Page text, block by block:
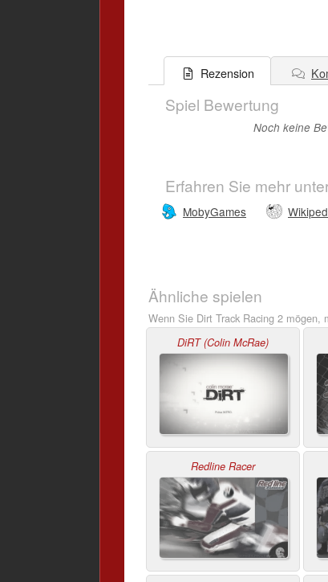
Rezension
Spiel Bewertung
Noch keine
Erfahren Sie mehr
MobyGames
Ähnliche spielen
Wenn Sie Dirt Track Racing 2 mögen,
DiRT (Colin McRae)
Redline Racer